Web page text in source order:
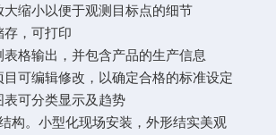
缩小以便于观测目标点的细节
，可打印
格输出，并包含产品的生产信息
可编辑修改，以确定合格的标准设定
可分类显示及趋势
。小型化现场安装，外形结实美观